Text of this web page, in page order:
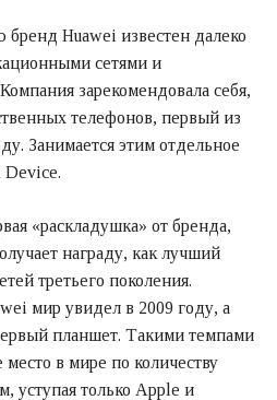
бренд Huawei известен далеко
сетями и
зарекомендовала себя,
телефонов, первый из
Занимается этим отдельное
Device.
«раскладушка» от бренда,
награду, как лучший
третьего поколения.
мир увидел в 2009 году, а
планшет. Такими темпами
в мире по количеству
уступая только Apple и